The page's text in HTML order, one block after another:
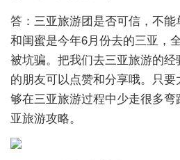
答：三亚旅游团是否可信，不
和闺蜜是今年6月份去的三亚，
被坑骗。把我们去三亚旅游的
的朋友可以点赞和分享哦。只
够在三亚旅游过程中少走很多
亚旅游攻略。